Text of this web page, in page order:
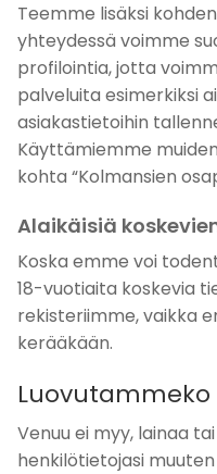
Teemme lisäksi
yhteydessä voimme
profilointia, jotta
palveluita esimerkiksi
asiakastietoihin
Käyttämiemme
kohta “Kolmansien
Alaikäisiä
Koska emme voi
18-vuotiaita koskevia
rekisteriimme, vaikka
kerääkään.
Venuu ei myy, lainaa
henkilötietojasi